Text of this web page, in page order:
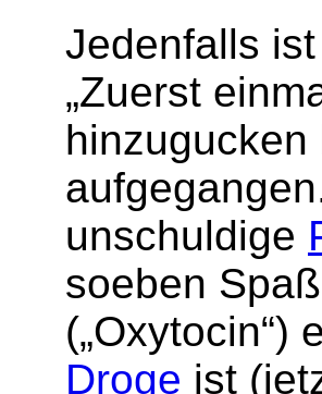
Jedenfalls
„Zuerst
unschuldige
soeben
(„Oxytocin“)
Droge ist